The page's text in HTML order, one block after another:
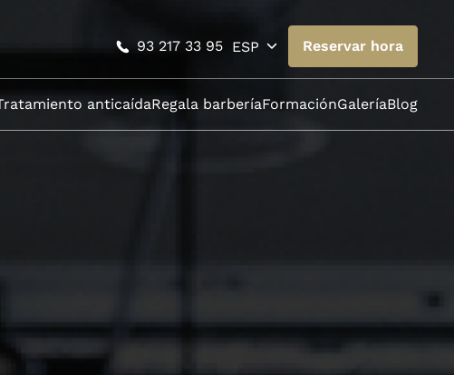
93 217 33 95 ESP Reservar hora
anticaídaRegala barberíaFormaciónGaleríaBlog